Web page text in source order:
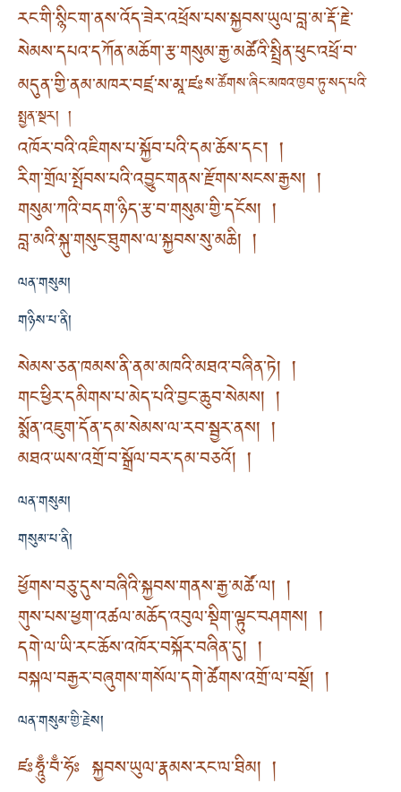
རང་གི་སྙིང་ག་ནས་འོད་ཟེར་འཕྲོས་པས་སྐྱབས་ཡུལ་བླ་མ་རྡོ་རྗེ་
སེམས་དཔའ་དཀོན་མཆོག་རྩ་གསུམ་རྒྱ་མཚོའི་སྤྲིན་ཕུང་འཕྲོ་བ་
མདུན་གྱི་ནམ་མཁར་བཛྲ་ས་མཱ་ཛཿས་ཚོགས་ཞིང་མཁའ་ཁྱབ་ཏུ་སད་པའི་
སྤྱན་སྔར། །
འཁོར་བའི་འཇིགས་པ་སྐྱོབ་པའི་དམ་ཆོས་དང་། །
རིག་གྲོལ་སྤོབས་པའི་འབྱུང་གནས་རྫོགས་སངས་རྒྱས། །
གསུམ་ཀའི་བདག་ཉིད་རྩ་བ་གསུམ་གྱི་དངོས། །
བླ་མའི་སྐུ་གསུང་ཐུགས་ལ་སྐྱབས་སུ་མཆི། །
ལན་གསུམ།
གཉིས་པ་ནི།
སེམས་ཅན་ཁམས་ནི་ནམ་མཁའི་མཐའ་བཞིན་ཏེ། །
གང་ཕྱིར་དམིགས་པ་མེད་པའི་བྱང་ཆུབ་སེམས། །
སྨོན་འཇུག་དོན་དམ་སེམས་ལ་རབ་སྦྱར་ནས། །
མཐའ་ཡས་འགྲོ་བ་སྒྲོལ་བར་དམ་བཅའོ། །
ལན་གསུམ།
གསུམ་པ་ནི།
ཕྱོགས་བཅུ་དུས་བཞིའི་སྐྱབས་གནས་རྒྱ་མཚོ་ལ། །
གུས་པས་ཕྱག་འཚལ་མཆོད་འབུལ་སྡིག་ལྟུང་བཤགས། །
དགེ་ལ་ཡི་རང་ཆོས་འཁོར་བསྐོར་བཞིན་དུ། །
བསྐལ་བརྒྱར་བཞུགས་གསོལ་དགེ་ཚོགས་འགྲོ་ལ་བསྔོ། །
ལན་གསུམ་གྱི་རྗེས།
ཛཿཧཱུྃ་བྃ་ཧོཿ སྐྱབས་ཡུལ་རྣམས་རང་ལ་ཐིམ། །